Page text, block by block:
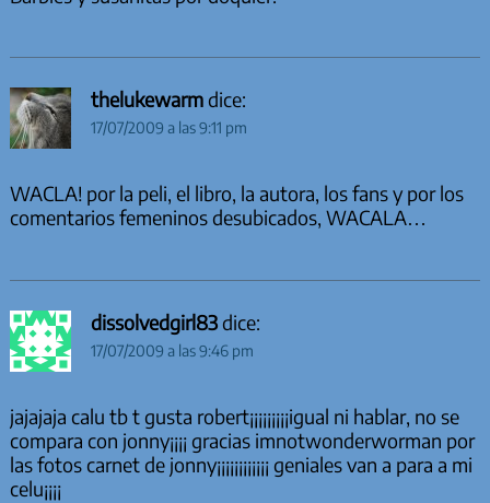
thelukewarmdice:
17/07/2009 a las 9:11 pm
WACLA! por la peli, el libro, la autora, los fans y por los
comentarios femeninos desubicados, WACALA…
dissolvedgirl83dice:
17/07/2009 a las 9:46 pm
jajajaja calu tb t gusta robert¡¡¡¡¡¡¡¡¡igual ni hablar, no se
compara con jonny¡¡¡¡ gracias imnotwonderworman por
las fotos carnet de jonny¡¡¡¡¡¡¡¡¡¡¡¡ geniales van a para a mi
celu¡¡¡¡